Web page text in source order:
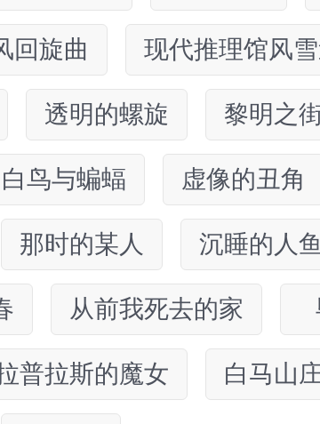
回旋曲 现代推理馆风
透明的螺旋 黎明之
白鸟与蝙蝠 虚像的丑角
那时的某人 沉睡的人
从前我死去的家
普拉斯的魔女 白马山